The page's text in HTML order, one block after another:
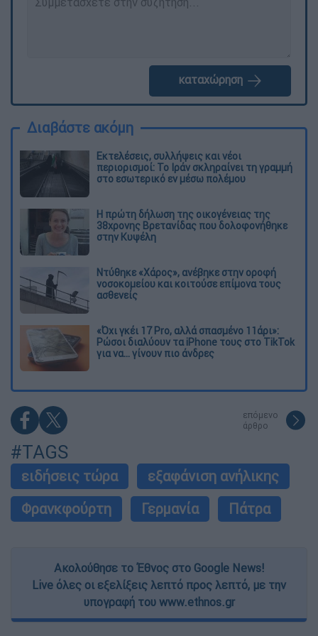
καταχώρηση
Διαβάστε ακόμη
Εκτελέσεις, συλλήψεις και νέοι
περιορισμοί: Το Ιράν σκληραίνει τη γραμμή
στο εσωτερικό εν μέσω πολέμου
Η πρώτη δήλωση της οικογένειας της
38χρονης Βρετανίδας που δολοφονήθηκε
στην Κυψέλη
Ντύθηκε «Χάρος», ανέβηκε στην οροφή
νοσοκομείου και κοιτούσε επίμονα τους
ασθενείς
«Όχι γκέι 17 Pro, αλλά σπασμένο 11άρι»:
Ρώσοι διαλύουν τα iPhone τους στο TikTok
για να... γίνουν πιο άνδρες
επόμενο
άρθρο
#TAGS
ειδήσεις τώρα
εξαφάνιση ανήλικης
Φρανκφούρτη
Γερμανία Πάτρα
Ακολούθησε το Έθνος στο Google News!
Live όλες οι εξελίξεις λεπτό προς λεπτό, με την
υπογραφή του www.ethnos.gr